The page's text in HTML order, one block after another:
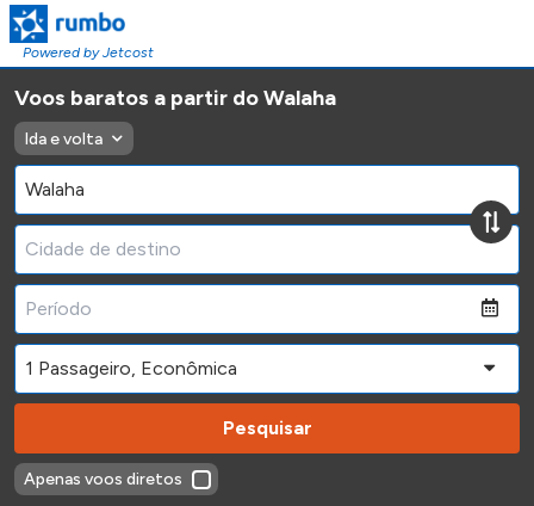
Powered by Jetcost
Voos baratos a partir do Walaha
Ida e volta
Pesquisar
Apenas voos diretos